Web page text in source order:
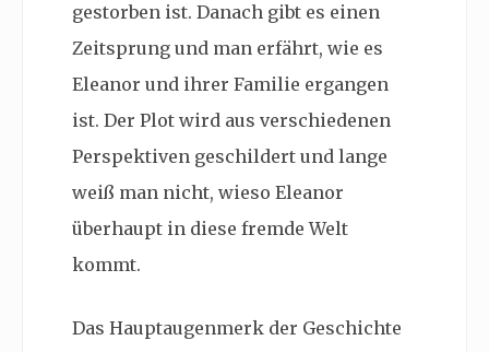
gestorben ist. Danach gibt es einen
Zeitsprung und man erfährt, wie es
Eleanor und ihrer Familie ergangen
ist. Der Plot wird aus verschiedenen
Perspektiven geschildert und lange
weiß man nicht, wieso Eleanor
überhaupt in diese fremde Welt
kommt.
Das Hauptaugenmerk der Geschichte